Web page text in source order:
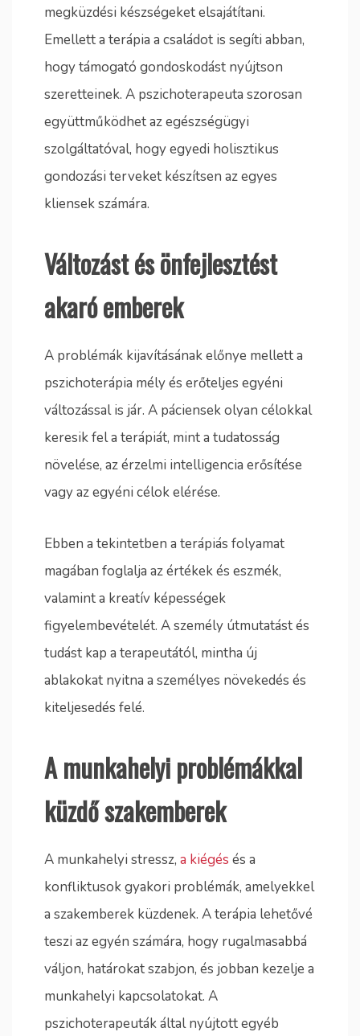
megküzdési készségeket elsajátítani.
Emellett a terápia a családot is segíti abban,
hogy támogató gondoskodást nyújtson
szeretteinek. A pszichoterapeuta szorosan
együttműködhet az egészségügyi
szolgáltatóval, hogy egyedi holisztikus
gondozási terveket készítsen az egyes
kliensek számára.
Változást és önfejlesztést
akaró emberek
A problémák kijavításának előnye mellett a
pszichoterápia mély és erőteljes egyéni
változással is jár. A páciensek olyan célokkal
keresik fel a terápiát, mint a tudatosság
növelése, az érzelmi intelligencia erősítése
vagy az egyéni célok elérése.
Ebben a tekintetben a terápiás folyamat
magában foglalja az értékek és eszmék,
valamint a kreatív képességek
figyelembevételét. A személy útmutatást és
tudást kap a terapeutától, mintha új
ablakokat nyitna a személyes növekedés és
kiteljesedés felé.
A munkahelyi problémákkal
küzdő szakemberek
A munkahelyi stressz, a kiégés és a
konfliktusok gyakori problémák, amelyekkel
a szakemberek küzdenek. A terápia lehetővé
teszi az egyén számára, hogy rugalmasabbá
váljon, határokat szabjon, és jobban kezelje a
munkahelyi kapcsolatokat. A
pszichoterapeuták által nyújtott egyéb